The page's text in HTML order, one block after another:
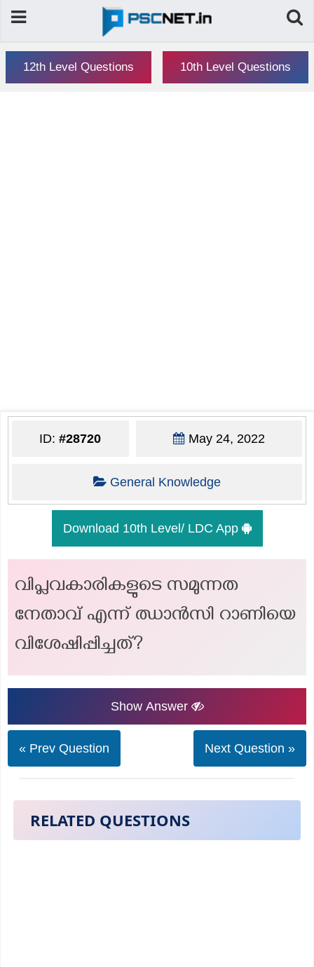
12th Level Questions 10th Level Questions
ID:#28720 May 24, 2022
General Knowledge
Download 10th Level/ LDC App
വിപ്ലവകാരികളുടെ സമുന്നത
നേതാവ് എന്ന് ഝാൻസി റാണിയെ
വിശേഷിപ്പിച്ചത്?
Show Answer
« Prev Question Next Question »
RELATED QUESTIONS